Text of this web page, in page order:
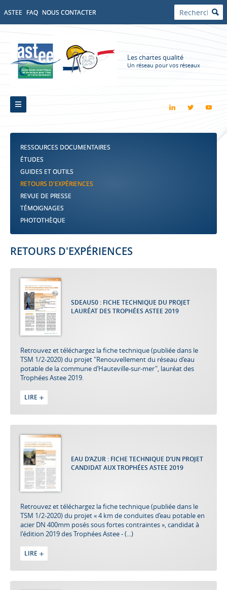
ASTEE FAQ NOUS CONTACTER
Les chartes qualité
Un réseau pour vos réseaux
RESSOURCES DOCUMENTAIRES
ÉTUDES
GUIDES ET OUTILS
RETOURS D'EXPÉRIENCES
REVUE DE PRESSE
TÉMOIGNAGES
PHOTOTHÈQUE
RETOURS D'EXPÉRIENCES
SDEAU50 : FICHE TECHNIQUE DU PROJET
LAURÉAT DES TROPHÉES ASTEE 2019
Retrouvez et téléchargez la fiche technique (publiée dans le
TSM 1/2-2020) du projet "Renouvellement du réseau d’eau
potable de la commune d’Hauteville-sur-mer", lauréat des
Trophées Astee 2019.
LIRE
EAU D’AZUR : FICHE TECHNIQUE D’UN PROJET
CANDIDAT AUX TROPHÉES ASTEE 2019
Retrouvez et téléchargez la fiche technique (publiée dans le
TSM 1/2-2020) du projet « 4 km de conduites d’eau potable en
acier DN 400mm posés sous fortes contraintes », candidat à
l'édition 2019 des Trophées Astee - (...)
LIRE